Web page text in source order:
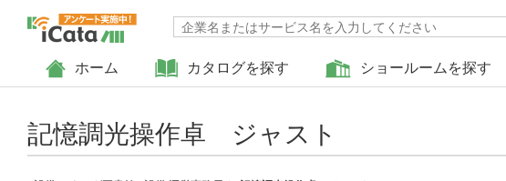
ホーム カタログを探す ショールームを探す
記憶調光操作卓 ジャスト